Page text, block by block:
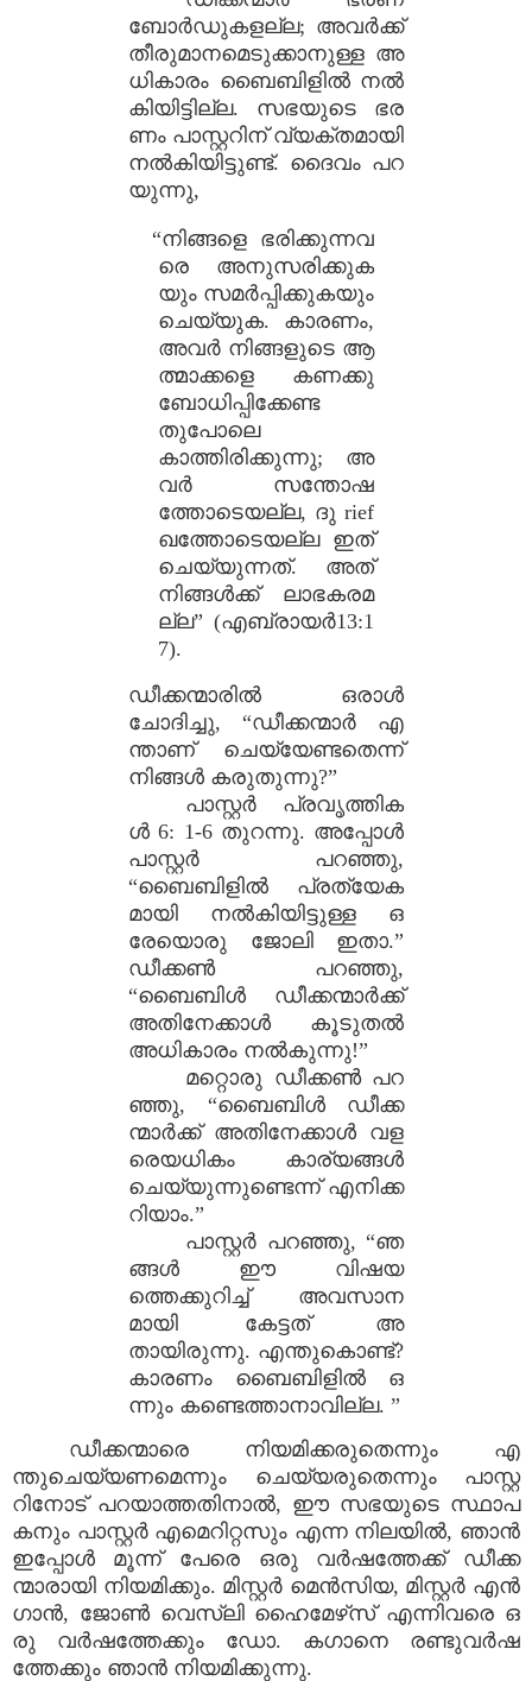
ബോർഡുകളല്ല; അവർക്ക്
തീരുമാനമെടുക്കാനുള്ള അ
ധികാരം ബൈബിളിൽ നൽ
കിയിട്ടില്ല. സഭയുടെ ഭര
ണം പാസ്റ്ററിന് വ്യക്തമായി
നൽകിയിട്ടുണ്ട്. ദൈവം പറ
യുന്നു,
“നിങ്ങളെ ഭരിക്കുന്നവ
രെ അനുസരിക്കുക
യും സമർപ്പിക്കുകയും
ചെയ്യുക. കാരണം,
അവർ നിങ്ങളുടെ ആ
ത്മാക്കളെ കണക്കു
ബോധിപ്പിക്കേണ്ട
തുപോലെ
കാത്തിരിക്കുന്നു; അ
വർ സന്തോഷ
ത്തോടെയല്ല, ദു rief
ഖത്തോടെയല്ല ഇത്
ചെയ്യുന്നത്. അത്
നിങ്ങൾക്ക് ലാഭകരമ
ല്ല” (എബ്രായർ13:1
7).
ഡീക്കന്മാരിൽ ഒരാൾ
ചോദിച്ചു, “ഡീക്കന്മാർ എ
ന്താണ് ചെയ്യേണ്ടതെന്ന്
നിങ്ങൾ കരുതുന്നു?”
പാസ്റ്റർ പ്രവൃത്തിക
ൾ 6: 1-6 തുറന്നു. അപ്പോൾ
പാസ്റ്റർ പറഞ്ഞു,
“ബൈബിളിൽ പ്രത്യേക
മായി നൽകിയിട്ടുള്ള ഒ
രേയൊരു ജോലി ഇതാ.”
ഡീക്കൺ പറഞ്ഞു,
“ബൈബിൾ ഡീക്കന്മാർക്ക്
അതിനേക്കാൾ കൂടുതൽ
അധികാരം നൽകുന്നു!”
മറ്റൊരു ഡീക്കൺ പറ
ഞ്ഞു, “ബൈബിൾ ഡീക്ക
ന്മാർക്ക് അതിനേക്കാൾ വള
രെയധികം കാര്യങ്ങൾ
ചെയ്യുന്നുണ്ടെന്ന് എനിക്ക
റിയാം.”
പാസ്റ്റർ പറഞ്ഞു, “ഞ
ങ്ങൾ ഈ വിഷയ
ത്തെക്കുറിച്ച് അവസാന
മായി കേട്ടത് അ
തായിരുന്നു. എന്തുകൊണ്ട്?
കാരണം ബൈബിളിൽ ഒ
ന്നും കണ്ടെത്താനാവില്ല. ”
ഡീക്കന്മാരെ നിയമിക്കരുതെന്നും എ
ന്തുചെയ്യണമെന്നും ചെയ്യരുതെന്നും പാസ്റ്റ
റിനോട് പറയാത്തതിനാൽ, ഈ സഭയുടെ സ്ഥാപ
കനും പാസ്റ്റർ എമെറിറ്റസും എന്ന നിലയിൽ, ഞാൻ
ഇപ്പോൾ മൂന്ന് പേരെ ഒരു വർഷത്തേക്ക് ഡീക്ക
ന്മാരായി നിയമിക്കും. മിസ്റ്റർ മെൻസിയ, മിസ്റ്റർ എൻ
ഗാൻ, ജോൺ വെസ്ലി ഹൈമേഴ്‌സ് എന്നിവരെ ഒ
രു വർഷത്തേക്കും ഡോ. കഗാനെ രണ്ടുവർഷ
ത്തേക്കും ഞാൻ നിയമിക്കുന്നു.